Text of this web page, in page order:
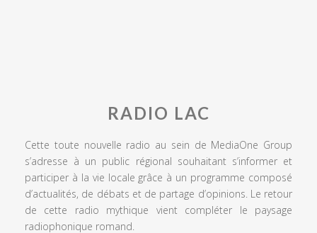
RADIO LAC
Cette toute nouvelle radio au sein de MediaOne Group
s’adresse à un public régional souhaitant s’informer et
participer à la vie locale grâce à un programme composé
d’actualités, de débats et de partage d’opinions. Le retour
de cette radio mythique vient compléter le paysage
radiophonique romand.